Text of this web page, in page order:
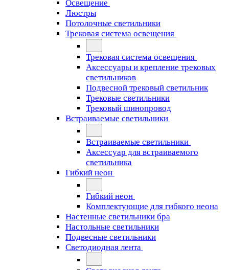
Освещение
Люстры
Потолочные светильники
Трековая система освещения
Трековая система освещения
Аксессуары и крепление трековых
светильников
Подвесной трековый светильник
Трековые светильники
Трековый шинопровод
Встраиваемые светильники
Встраиваемые светильники
Аксессуар для встраиваемого
светильника
Гибкий неон
Гибкий неон
Комплектующие для гибкого неона
Настенные светильники бра
Настольные светильники
Подвесные светильники
Светодиодная лента